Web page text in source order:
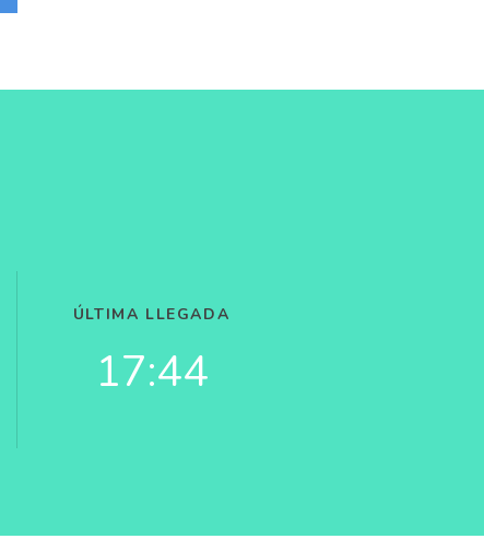
ÚLTIMA LLEGADA
17:44